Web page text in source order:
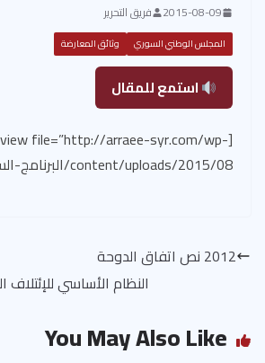
2015-08-09 فريق التحرير
المجلس الوطني السوري وثائق المعارضة
استمع للمقال
file=”http://arraee-syr.com/wp-
content/uploads/2015/08/البرنامج-السياسي.pdf”]
2012 نص اتفاق الدوحة
النظام الأساسي
You May Also Like